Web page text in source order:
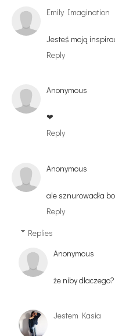
Emily Imagination
Jesteś moją
Reply
Anonymous
❤
Reply
Anonymous
ale sznurowadła
Reply
Replies
Anonymous
że niby dlaczego?
Jestem Kasia